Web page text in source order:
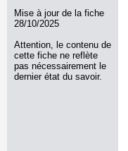
Mise à jour de la fiche
28/10/2025
Attention, le contenu de
cette fiche ne reflète
pas nécessairement le
dernier état du savoir.